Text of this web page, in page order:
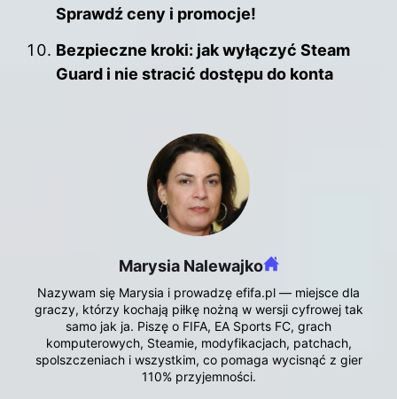
Sprawdź ceny i promocje!
Bezpieczne kroki: jak wyłączyć Steam
Guard i nie stracić dostępu do konta
Marysia Nalewajko
Nazywam się Marysia i prowadzę efifa.pl — miejsce dla
graczy, którzy kochają piłkę nożną w wersji cyfrowej tak
samo jak ja. Piszę o FIFA, EA Sports FC, grach
komputerowych, Steamie, modyfikacjach, patchach,
spolszczeniach i wszystkim, co pomaga wycisnąć z gier
110% przyjemności.